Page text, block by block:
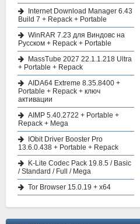
Internet Download Manager 6.43
Build 7 + Repack + Portable
WinRAR 7.23 для Виндовс на
Русском + Repack + Portable
MassTube 2027 22.1.1.218 Ultra
+ Portable + Repack
AIDA64 Extreme 8.35.8400 +
Portable + Repack + ключ
активации
AIMP 5.40.2722 + Portable +
Repack + Mega
IObit Driver Booster Pro
13.6.0.438 + Portable + Repack
K-Lite Codec Pack 19.8.5 / Basic
/ Standard / Full / Mega
Tor Browser 15.0.19 + x64